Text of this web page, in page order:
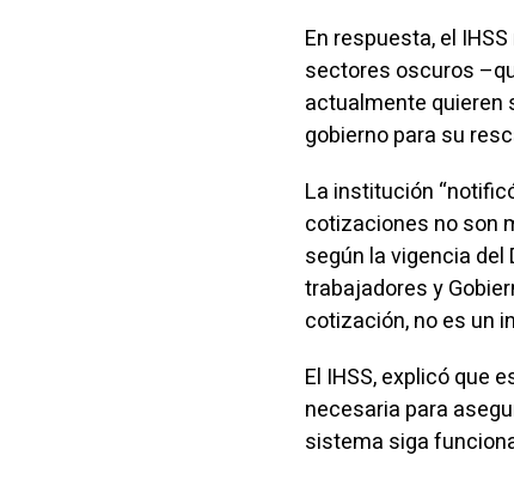
En respuesta, el
sectores oscuros
actualmente quieren
gobierno para su
La institución
cotizaciones no son
según la vigencia
trabajadores y
cotización, no es un
El IHSS, explicó que
necesaria para
sistema siga